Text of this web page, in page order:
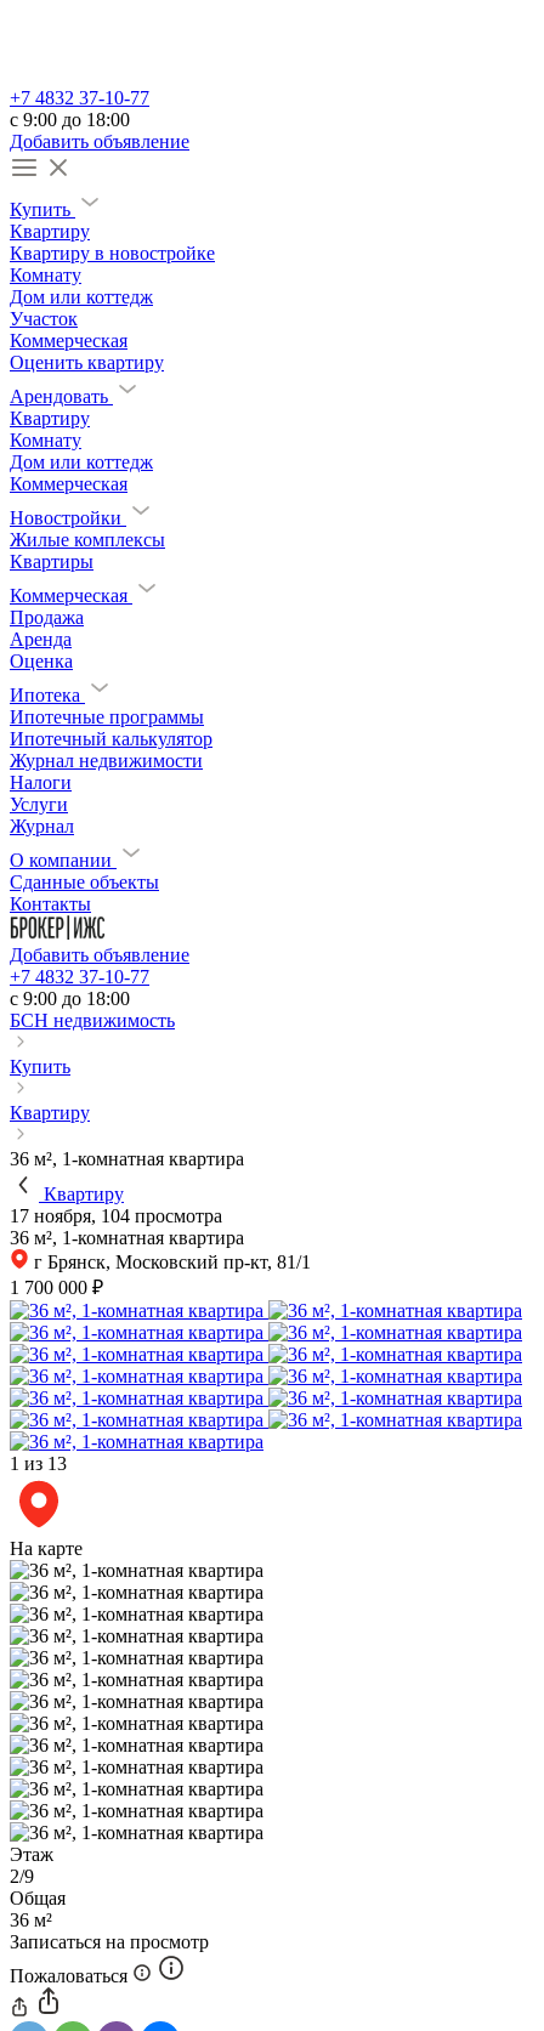
+7 4832 37-10-77
c 9:00 до 18:00
Добавить объявление
Купить
Квартиру
Квартиру в новостройке
Комнату
Дом или коттедж
Участок
Коммерческая
Оценить квартиру
Арендовать
Квартиру
Комнату
Дом или коттедж
Коммерческая
Новостройки
Жилые комплексы
Квартиры
Коммерческая
Продажа
Аренда
Оценка
Ипотека
Ипотечные программы
Ипотечный калькулятор
Журнал недвижимости
Налоги
Услуги
Журнал
О компании
Сданные объекты
Контакты
Добавить объявление
+7 4832 37-10-77
c 9:00 до 18:00
БСН недвижимость
Купить
Квартиру
36 м², 1-комнатная квартира
Квартиру
17 ноября, 104 просмотра
36 м², 1-комнатная квартира
г Брянск, Московский пр-кт, 81/1
1 700 000 ₽
1 из 13
На карте
Этаж
2/9
Общая
36 м²
Записаться на просмотр
Пожаловаться